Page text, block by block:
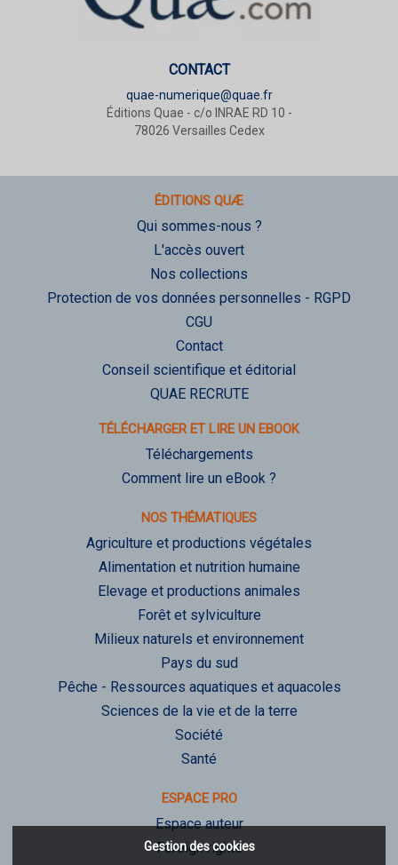
Gestion des cookies
CONTACT
quae-numerique@quae.fr
Éditions Quae - c/o INRAE RD 10 -
78026 Versailles Cedex
ÉDITIONS QUÆ
Qui sommes-nous ?
L'accès ouvert
Nos collections
Protection de vos données personnelles - RGPD
CGU
Contact
Conseil scientifique et éditorial
QUAE RECRUTE
TÉLÉCHARGER ET LIRE UN EBOOK
Téléchargements
Comment lire un eBook ?
NOS THÉMATIQUES
Agriculture et productions végétales
Alimentation et nutrition humaine
Elevage et productions animales
Forêt et sylviculture
Milieux naturels et environnement
Pays du sud
Pêche - Ressources aquatiques et aquacoles
Sciences de la vie et de la terre
Société
Santé
ESPACE PRO
Espace auteur
Foreign rights